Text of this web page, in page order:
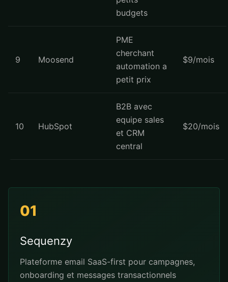
budgets
9 Moosend
PME
cherchant
automation a
petit prix
$9/mois
10 HubSpot
B2B avec
equipe sales
et CRM
central
$20/mois
01
Sequenzy
Plateforme email SaaS-first pour campagnes,
onboarding et messages transactionnels